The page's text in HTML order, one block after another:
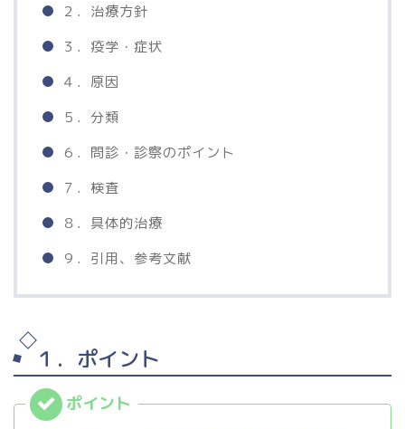
２．治療方針
３．疫学・症状
４．原因
５．分類
６．問診・診察のポイント
７．検査
８．具体的治療
９．引用、参考文献
１．ポイント